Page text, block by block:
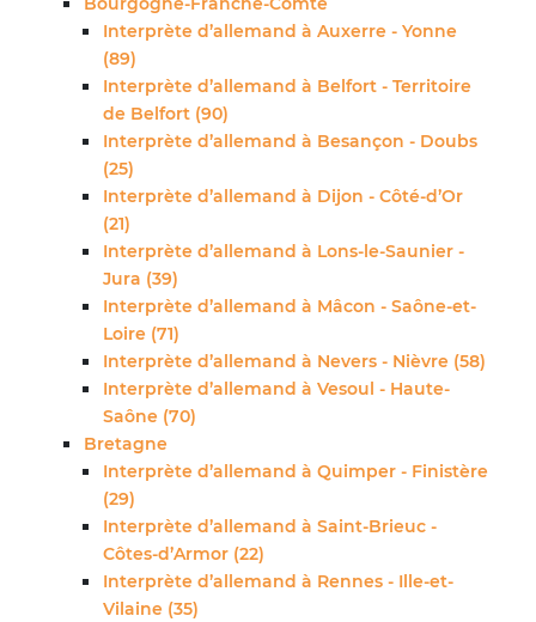
Interprète d’allemand à Auxerre - Yonne
(89)
Interprète d’allemand à Belfort - Territoire
de Belfort (90)
Interprète d’allemand à Besançon - Doubs
(25)
Interprète d’allemand à Dijon - Côté-d’Or
(21)
Interprète d’allemand à Lons-le-Saunier -
Jura (39)
Interprète d’allemand à Mâcon - Saône-et-
Loire (71)
Interprète d’allemand à Nevers - Nièvre (58)
Interprète d’allemand à Vesoul - Haute-
Saône (70)
Bretagne
Interprète d’allemand à Quimper - Finistère
(29)
Interprète d’allemand à Saint-Brieuc -
Côtes-d’Armor (22)
Interprète d’allemand à Rennes - Ille-et-
Vilaine (35)